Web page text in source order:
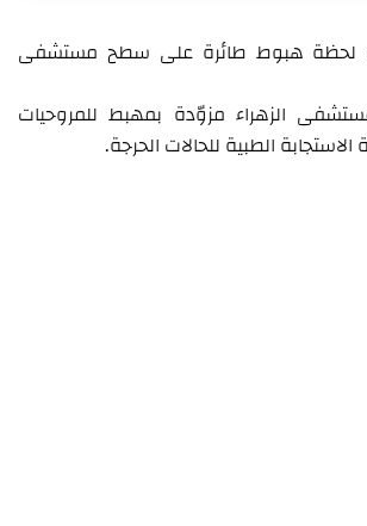
لحظة هبوط طائرة على سطح مستشفى
الزهراء مزوّدة بمهبط للمروحيات
الطبية للحالات الحرجة.